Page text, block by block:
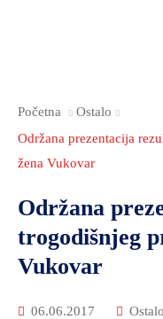
Početna
Ostalo
Održana prezentacija
žena Vukovar
Održana
trogodišnjeg
Vukovar
06.06.2017 Ostalo